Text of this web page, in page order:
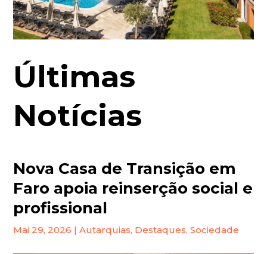
Últimas
Notícias
Nova Casa de Transição em
Faro apoia reinserção social e
profissional
Mai 29, 2026 |Autarquias, Destaques,Sociedade